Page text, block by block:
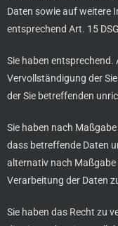
Daten sowie auf weitere
entsprechend Art. 15
Sie haben entsprechend.
Vervollständigung der
der Sie betreffenden
Sie haben nach
dass betreffende Daten
alternativ nach Maßgabe
Verarbeitung der Daten
Sie haben das Recht zu